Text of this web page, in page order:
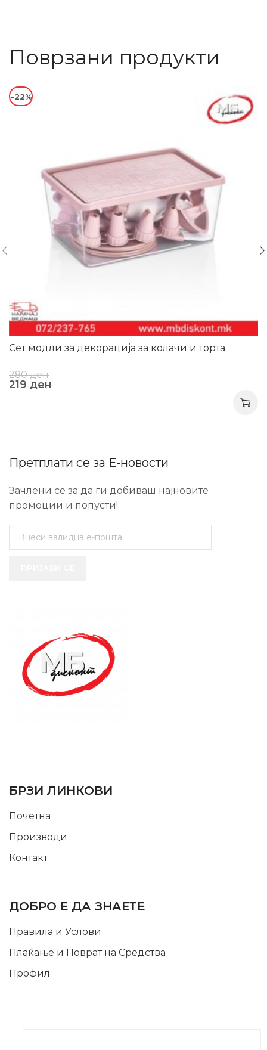
Поврзани продукти
-22%
Сет модли за декорација за колачи и торта
280ден
219 ден
Претплати се за Е-новости
Зачлени се за да ги добиваш најновите
промоции и попусти!
БРЗИ ЛИНКОВИ
Почетна
Производи
Контакт
ДОБРО Е ДА ЗНАЕТЕ
Правила и Услови
Плаќање и Поврат на Средства
Профил